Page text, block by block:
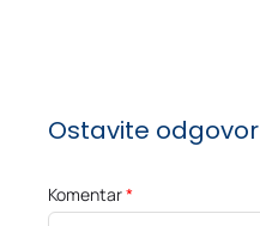
Ostavite odgovor
Komentar*